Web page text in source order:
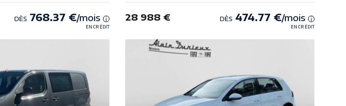
DÈS 768.37 €/mois i
EN CRÉDIT
28 988 € DÈS 474.77 €/mois i
EN CRÉDIT